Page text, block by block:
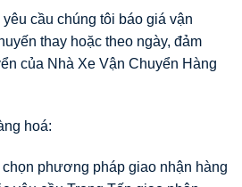
cầu chúng tôi báo giá vận
thay hoặc theo ngày, đảm
của Nhà Xe Vận Chuyển Hàng
hoá:
phương pháp giao nhận hàng